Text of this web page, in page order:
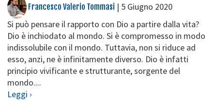
Francesco Valerio Tommasi | 5 Giugno 2020
Si può pensare il rapporto con Dio a partire dalla vita?
Dio è inchiodato al mondo. Si è compromesso in modo
indissolubile con il mondo. Tuttavia, non si riduce ad
esso, anzi, ne è infinitamente diverso. Dio è infatti
principio vivificante e strutturante, sorgente del
mondo....
Leggi ›